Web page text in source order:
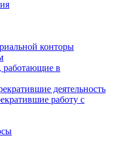
конторы
работающие в
деятельность
работу с